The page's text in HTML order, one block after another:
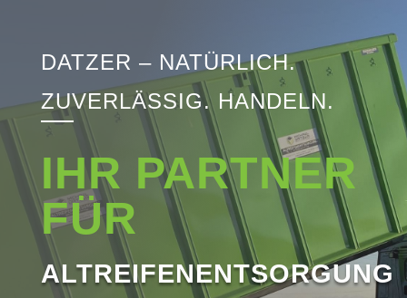
DATZER – NATÜRLICH.
ZUVERLÄSSIG. HANDELN.
IHR PARTNER
FÜR
ALTREIFENENTSORGUNG